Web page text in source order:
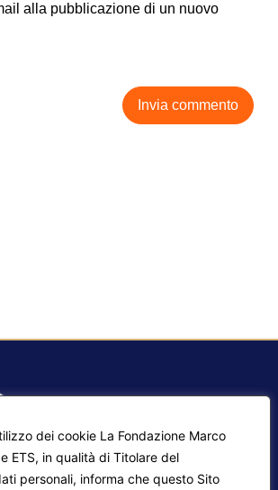
dei cookie La Fondazione Marco
ETS, in qualità di Titolare del
personali, informa che questo Sito
alla pubblicazione di un nuovo